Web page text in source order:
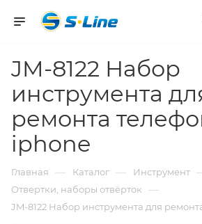
JM-8122 Набор
инструмента
ремонта
iphone
Главная — Каталог — Инструмент
Отвертки, наборы отвёрток —
JM-8122 Набор инструмента для